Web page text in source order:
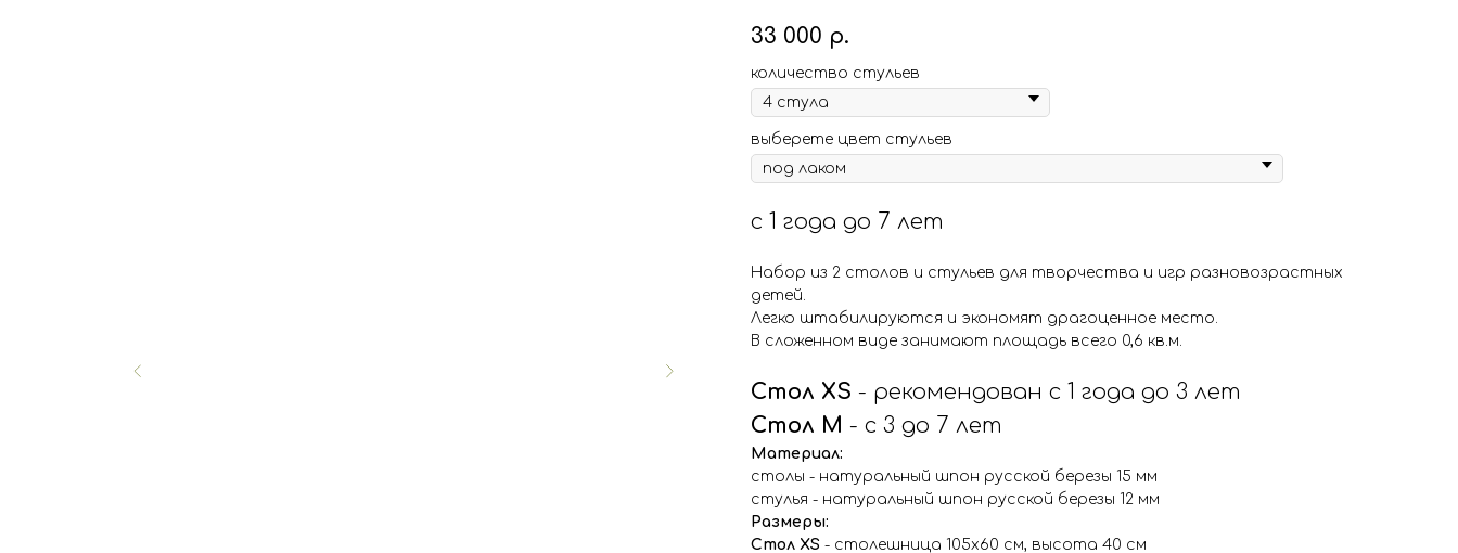
33 000 р.
количество стульев
выберете цвет стульев
с 1 года до 7 лет
Набор из 2 столов и стульев для творчества и игр разновозрастных
детей.
Легко штабилируются и экономят драгоценное место.
В сложенном виде занимают площадь всего 0,6 кв.м.
Стол XS - рекомендован с 1 года до 3 лет
Стол M - c 3 до 7 лет
Материал:
столы - натуральный шпон русской березы 15 мм
стулья - натуральный шпон русской березы 12 мм
Размеры:
Стол XS - столешница 105х60 см, высота 40 см